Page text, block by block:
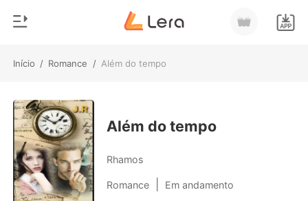
Início / Romance / Além do tempo
Loja
Histórico
Sair
Gênero
Moderno
Lobisomem
Contos
Além do tempo
Rhamos
Romance Em andamento